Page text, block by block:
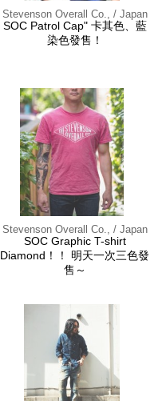
Stevenson Overall Co., / Japan
SOC Patrol Cap" 卡其色、藍
染色發售！
Stevenson Overall Co., / Japan
SOC Graphic T-shirt
Diamond！！ 明天一次三色發
售～